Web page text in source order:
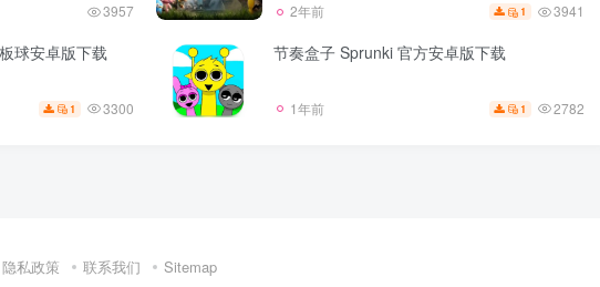
3957 2年前 1 3941
球安卓版下载
1 3300
节奏盒子 Sprunki 官方安卓版下载
1年前 1 2782
隐私政策 联系我们 Sitemap